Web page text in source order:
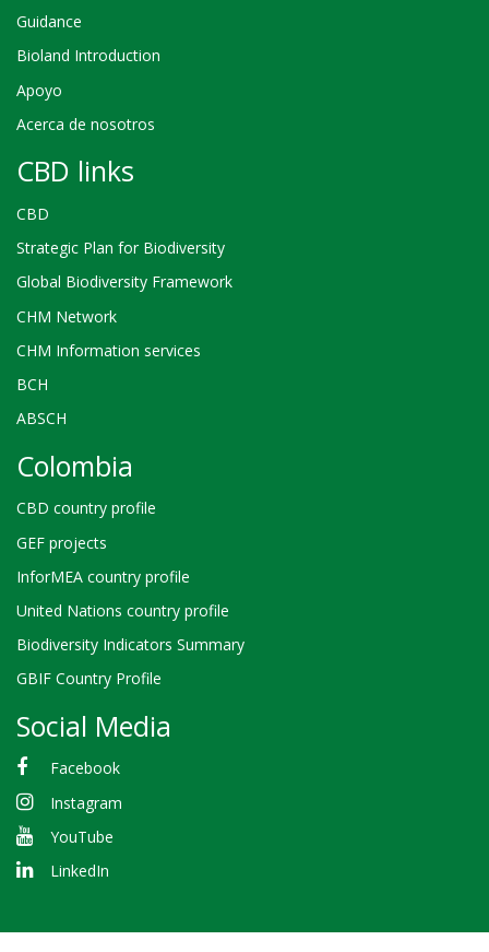
Guidance
Bioland Introduction
Apoyo
Acerca de nosotros
CBD links
CBD
Strategic Plan for Biodiversity
Global Biodiversity Framework
CHM Network
CHM Information services
BCH
ABSCH
Colombia
CBD country profile
GEF projects
InforMEA country profile
United Nations country profile
Biodiversity Indicators Summary
GBIF Country Profile
Social Media
Facebook
Instagram
YouTube
LinkedIn